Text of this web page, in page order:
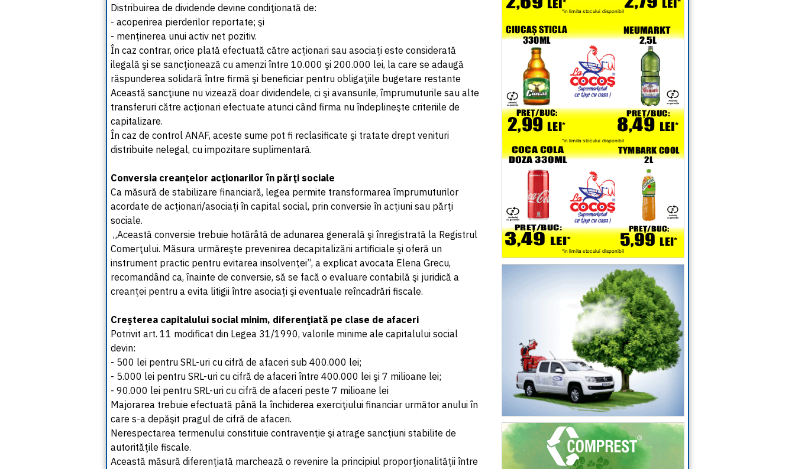
Distribuirea de dividende devine condiţionată de:
- acoperirea pierderilor reportate; şi
- menţinerea unui activ net pozitiv.
În caz contrar, orice plată efectuată către acţionari sau asociaţi este considerată
ilegală şi se sancţionează cu amenzi între 10.000 şi 200.000 lei, la care se adaugă
răspunderea solidară între firmă şi beneficiar pentru obligaţiile bugetare restante
Această sancţiune nu vizează doar dividendele, ci şi avansurile, împrumuturile sau alte
transferuri către acţionari efectuate atunci când firma nu îndeplineşte criteriile de
capitalizare.
În caz de control ANAF, aceste sume pot fi reclasificate şi tratate drept venituri
distribuite nelegal, cu impozitare suplimentară.
Conversia creanţelor acţionarilor în părţi sociale
Ca măsură de stabilizare financiară, legea permite transformarea împrumuturilor
acordate de acţionari/asociaţi în capital social, prin conversie în acţiuni sau părţi
sociale.
„Această conversie trebuie hotărâtă de adunarea generală şi înregistrată la Registrul
Comerţului. Măsura urmăreşte prevenirea decapitalizării artificiale şi oferă un
instrument practic pentru evitarea insolvenţei”, a explicat avocata Elena Grecu,
recomandând ca, înainte de conversie, să se facă o evaluare contabilă şi juridică a
creanţei pentru a evita litigii între asociaţi şi eventuale reîncadrări fiscale.
Creşterea capitalului social minim, diferenţiată pe clase de afaceri
Potrivit art. 11 modificat din Legea 31/1990, valorile minime ale capitalului social
devin:
- 500 lei pentru SRL-uri cu cifră de afaceri sub 400.000 lei;
- 5.000 lei pentru SRL-uri cu cifră de afaceri între 400.000 lei şi 7 milioane lei;
- 90.000 lei pentru SRL-uri cu cifră de afaceri peste 7 milioane lei
Majorarea trebuie efectuată până la închiderea exerciţiului financiar următor anului în
care s-a depăşit pragul de cifră de afaceri.
Nerespectarea termenului constituie contravenţie şi atrage sancţiuni stabilite de
autorităţile fiscale.
Această măsură diferenţiată marchează o revenire la principiul proporţionalităţii între